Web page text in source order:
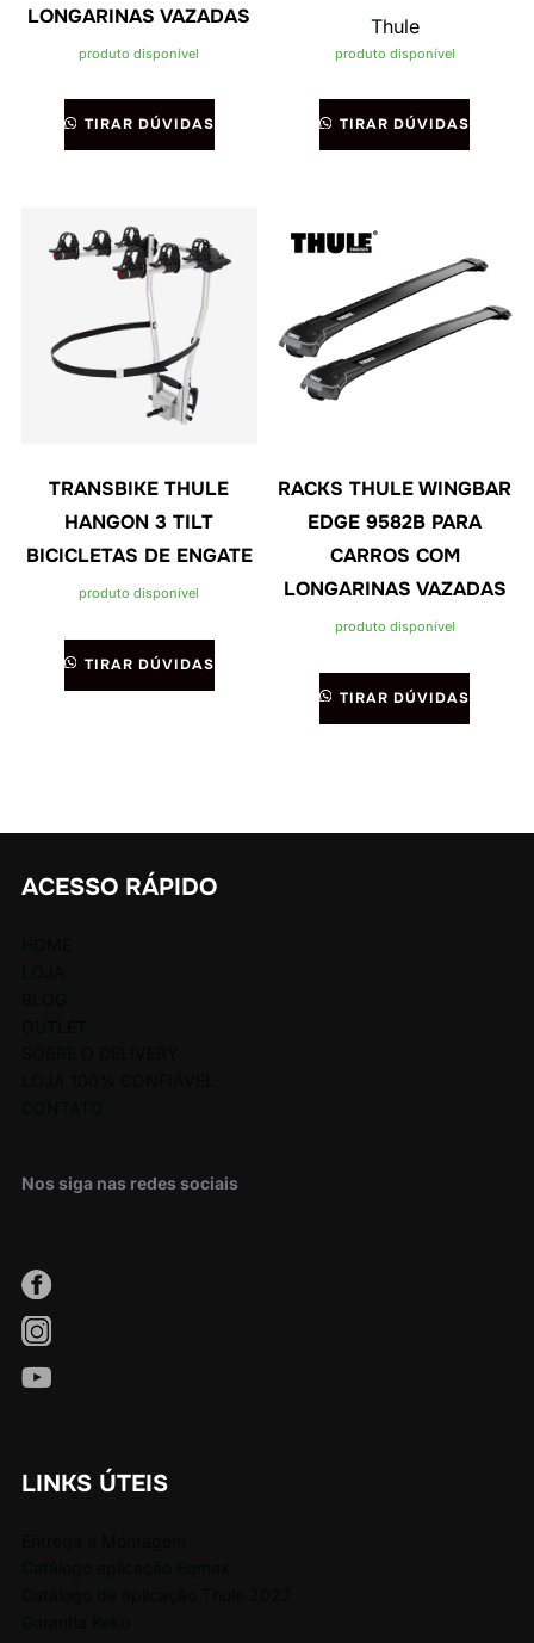
LONGARINAS VAZADAS
produto disponível
TIRAR DÚVIDAS
Thule
produto disponível
TIRAR DÚVIDAS
TRANSBIKE THULE
HANGON 3 TILT
BICICLETAS DE ENGATE
produto disponível
TIRAR DÚVIDAS
RACKS THULE WINGBAR
EDGE 9582B PARA
CARROS COM
LONGARINAS VAZADAS
produto disponível
TIRAR DÚVIDAS
ACESSO RÁPIDO
Nos siga nas redes sociais
LINKS ÚTEIS